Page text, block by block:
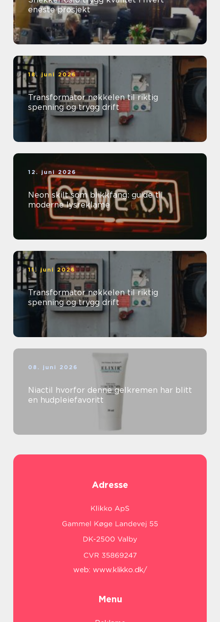
eneste prosjekt
18. juni 2026
Transformator nøkkelen til riktig
spenning og trygg drift
12. juni 2026
Neon skilt som blikkfang: guide til
moderne lysreklame
11. juni 2026
Transformator nøkkelen til riktig
spenning og trygg drift
08. juni 2026
Niactil hvorfor denne gelkremen har blitt
en hudpleiefavoritt
Adresse
web: www.klikko.dk/
Menu